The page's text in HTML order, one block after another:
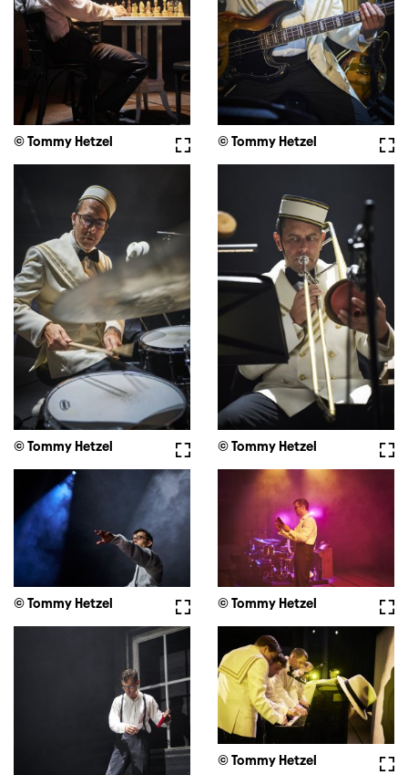
Vollbild
© Tommy Hetzel © Tommy Hetzel
Vollbild
© Tommy Hetzel © Tommy Hetzel
Vollbild
© Tommy Hetzel © Tommy Hetzel
© Tommy Hetzel